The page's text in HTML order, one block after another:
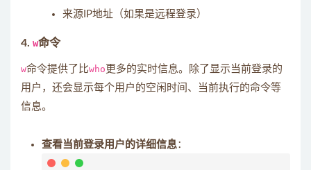
来源IP地址（如果是远程登录）
4. w命令
w命令提供了比who 更多的实时信息。除了显示当前登录的
用户，还会显示每个用户的空闲时间、当前执行的命令等
信息。
查看当前登录用户的详细信息：